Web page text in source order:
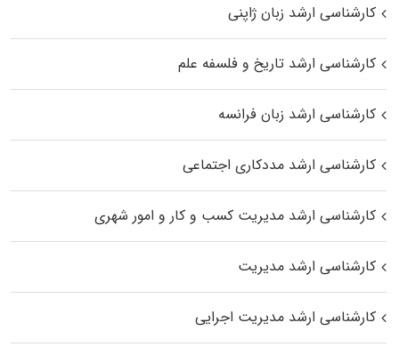
کارشناسی ارشد زبان ژاپنی
کارشناسی ارشد تاریخ و فلسفه علم
کارشناسی ارشد زبان فرانسه
کارشناسی ارشد مددکاری اجتماعی
کارشناسی ارشد مدیریت کسب و کار و امور شهری
کارشناسی ارشد مدیریت
کارشناسی ارشد مدیریت اجرایی